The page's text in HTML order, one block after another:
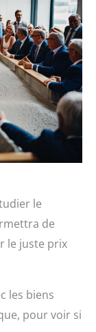
le
de
le juste prix
les biens
pour voir si